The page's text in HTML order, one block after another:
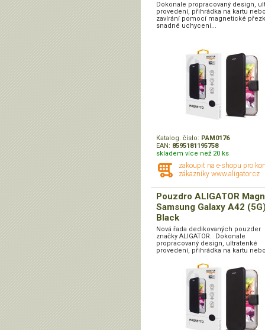
Dokonale propracovaný design,
provedení, přihrádka na kartu
zavírání pomocí magnetické
snadné uchycení...
Katalog. číslo: PAM0176
EAN: 8595181195758
skladem více než 20 ks
zakoupit na e-shopu pro
zákazníky www.aligator.cz
Pouzdro ALIGATOR
Samsung Galaxy A42
Black
Nová řada dedikovaných pouzder
značky ALIGATOR. Dokonale
propracovaný design, ultratenké
provedení, přihrádka na kartu